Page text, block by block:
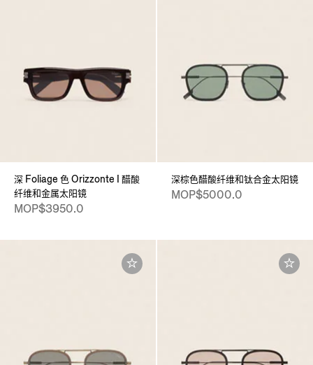
深 Foliage 色 Orizzonte I 醋酸
纤维和金属太阳镜
MOP$3950.0
深棕色醋酸纤维和钛合金太阳镜
MOP$5000.0